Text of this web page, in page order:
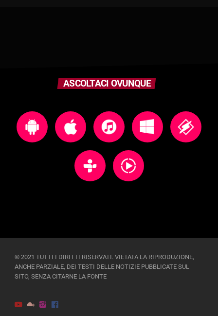
ASCOLTACI OVUNQUE
© 2021 TUTTI I DIRITTI RISERVATI. VIETATA LA RIPRODUZIONE,
ANCHE PARZIALE, DEI TESTI DELLE NOTIZIE PUBBLICATE SUL
SITO, SENZA CITARNE LA FONTE